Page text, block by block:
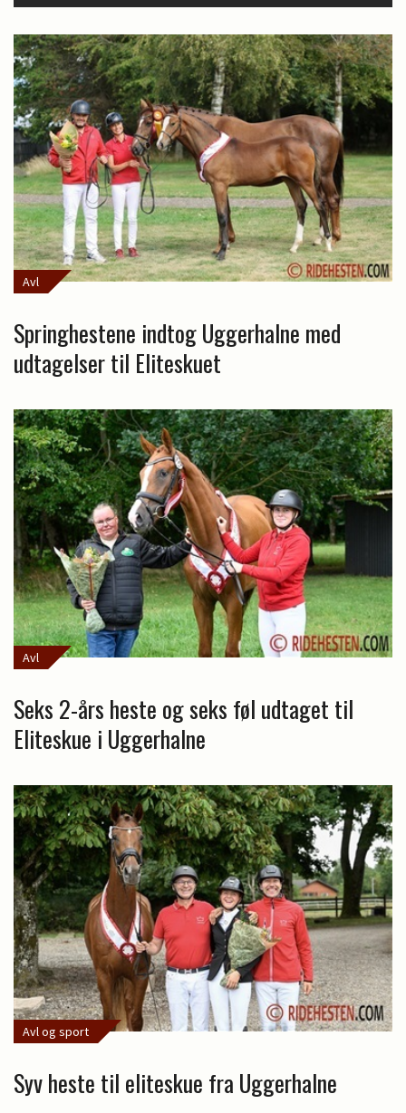
Avl
Springhestene indtog Uggerhalne med
udtagelser til Eliteskuet
Avl
Seks 2-års heste og seks føl udtaget til
Eliteskue i Uggerhalne
Avl og sport
Syv heste til eliteskue fra Uggerhalne